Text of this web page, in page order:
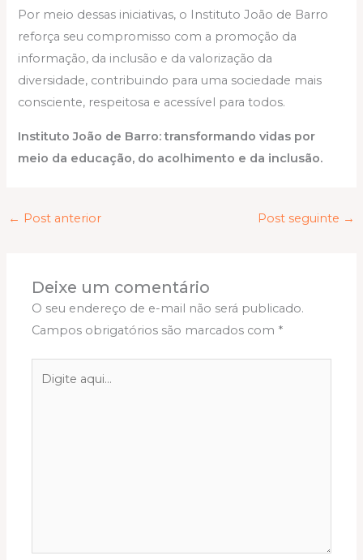
Por meio dessas iniciativas, o Instituto João de Barro
reforça seu compromisso com a promoção da
informação, da inclusão e da valorização da
diversidade, contribuindo para uma sociedade mais
consciente, respeitosa e acessível para todos.
Instituto João de Barro: transformando vidas por
meio da educação, do acolhimento e da inclusão.
← Post anterior Post seguinte →
Deixe um comentário
O seu endereço de e-mail não será publicado.
Campos obrigatórios são marcados com *